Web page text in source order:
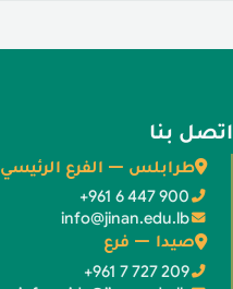
اتصل بنا
طرابلس — الفرع الرئيسي
+961 6 447 900
info@jinan.edu.lb
صيدا — فرع
+961 7 727 209